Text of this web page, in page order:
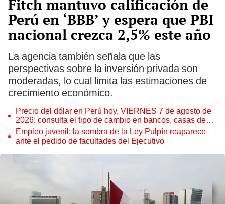
Fitch mantuvo calificación de
Perú en ‘BBB’ y espera que PBI
nacional crezca 2,5% este año
La agencia también señala que las
perspectivas sobre la inversión privada son
moderadas, lo cual limita las estimaciones de
crecimiento económico.
Precio del dólar en Perú hoy, VIERNES 7 de agosto de
2026: consulta el tipo de cambio en bancos, casas de
cambio y plataformas digitales
Empleo juvenil: la sombra de la Ley Pulpín reaparece
ante el pedido de facultades del Ejecutivo